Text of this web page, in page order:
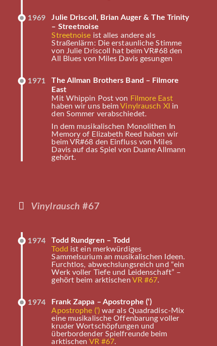
1969
Julie Driscoll, Brian Auger & The Trinity
– Streetnoise
Streetnoise ist alles andere als
Straßenlärm: Die erstaunliche Stimme
von Julie Driscoll hat beim VR#68 den
All Blues von Miles Davis gesungen
1971
The Allman Brothers Band – Filmore
East
Mit Whippin Post von Filmore East
haben wir uns beimVinylrausch XI in
den Sommer verabschiedet.
In dem musikalischen Monolithen In
Memory of Elizabeth Reed haben wir
beim VR#68 den Einfluss von Miles
Davis auf das Spiel von Duane Allmann
gehört.
Vinylrausch #67
1974
Todd Rundgren – Todd
Todd ist ein merkwürdiges
Sammelsurium an musikalischen Ideen.
Furchtlos, abwechslungsreich und “ein
Werk voller Tiefe und Leidenschaft” –
gehört beim arktischen VR #67.
1974
Frank Zappa – Apostrophe (‘)
Apostrophe (‘)war als Quadradisc-Mix
eine musikalische Offenbarung voller
kruder Wortschöpfungen und
überbordender Spielfreunde beim
arktischen VR #67.